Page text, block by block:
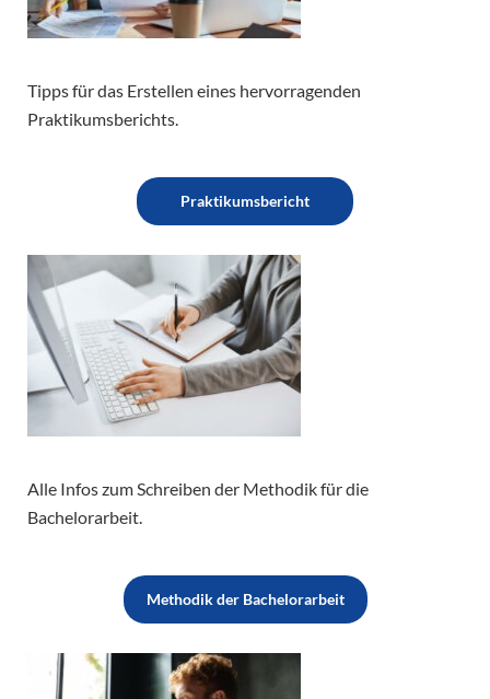
Tipps für das Erstellen eines hervorragenden
Praktikumsberichts.
Praktikumsbericht
Alle Infos zum Schreiben der Methodik für die
Bachelorarbeit.
Methodik der Bachelorarbeit